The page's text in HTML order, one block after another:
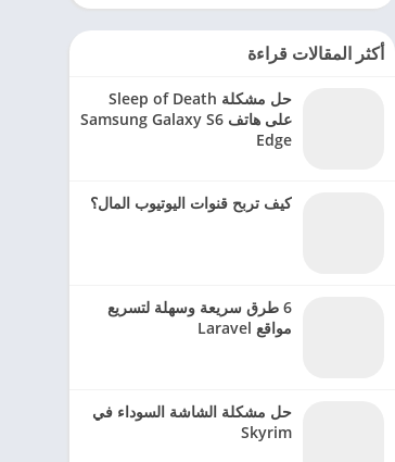
أكثر المقالات قراءة
حل مشكلة Sleep of Death
على هاتف Samsung Galaxy S6
Edge
كيف تربح قنوات اليوتيوب المال؟
6 طرق سريعة وسهلة لتسريع
مواقع Laravel
حل مشكلة الشاشة السوداء في
Skyrim